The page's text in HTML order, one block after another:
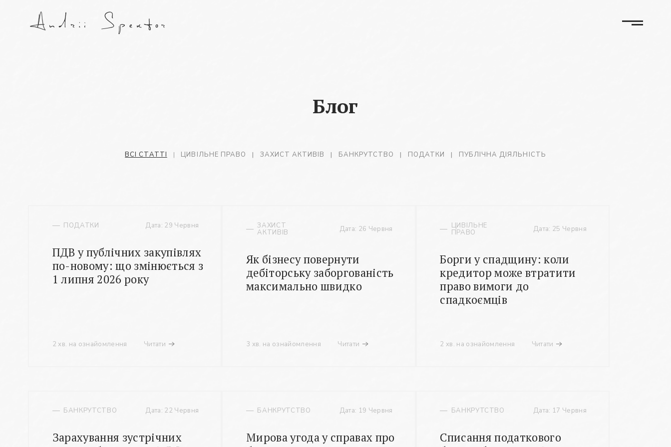
Блог
ВСІ СТАТТІ ЦИВІЛЬНЕ ПРАВО ЗАХИСТ АКТИВІВ БАНКРУТСТВО ПОДАТКИ ПУБЛІЧНА ДІЯЛЬНІСТЬ
ПОДАТКИ Дата: 29 Червня
ПДВ у публічних закупівлях
по-новому: що змінюється з
1 липня 2026 року
2 хв. на ознайомлення Читати
ЗАХИСТ
АКТИВІВ Дата: 26 Червня
Як бізнесу повернути
дебіторську заборгованість
максимально швидко
3 хв. на ознайомлення Читати
ЦИВІЛЬНЕ
ПРАВО Дата: 25 Червня
Борги у спадщину: коли
кредитор може втратити
право вимоги до
спадкоємців
2 хв. на ознайомлення Читати
БАНКРУТСТВО Дата: 22 Червня
Зарахування зустрічних
БАНКРУТСТВО Дата: 19 Червня
Мирова угода у справах про
БАНКРУТСТВО Дата: 17 Червня
Списання податкового